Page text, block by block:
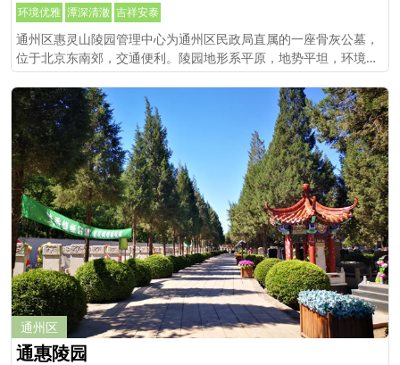
环境优雅 潭深清澈 吉祥安泰
通州区惠灵山陵园管理中心为通州区民政局直属的一座骨灰公墓，
位于北京东南郊，交通便利。陵园地形系平原，地势平坦，环境优
雅，为逝者创造了良好的安息环境
通州区
通惠陵园